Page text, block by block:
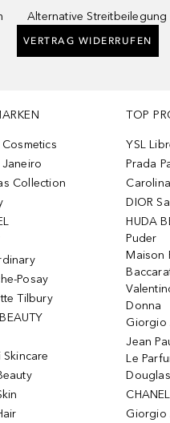
Alternative Streitbeilegung
VERTRAG WIDERRUFEN
Cosmetics
Collection
Posay
Tilbury
Skincare
TOP
YSL
Prada
DIOR
HUDA
Puder
Maison
Donna
Giorgio
Jean
Le
Giorgio